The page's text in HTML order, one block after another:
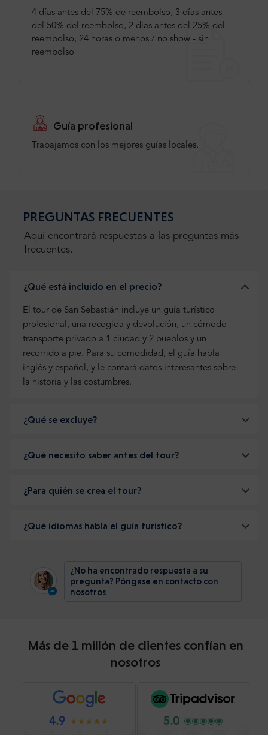
4 días antes del 75% de reembolso, 3 días antes
del 50% del reembolso, 2 días antes del 25% del
reembolso, 24 horas o menos / no show - sin
reembolso
Guía profesional
Trabajamos con los mejores guías locales.
PREGUNTAS FRECUENTES
Aquí encontrará respuestas a las preguntas más
frecuentes.
¿Qué está incluido en el precio?
El tour de San Sebastián incluye un guía turístico
profesional, una recogida y devolución, un cómodo
transporte privado a 1 ciudad y 2 pueblos y un
recorrido a pie. Para su comodidad, el guía habla
inglés y español, y le contará datos interesantes sobre
la historia y las costumbres.
¿Qué se excluye?
¿Qué necesito saber antes del tour?
¿Para quién se crea el tour?
¿Qué idiomas habla el guía turístico?
¿No ha encontrado respuesta a su
pregunta? Póngase en contacto con
nosotros
Más de 1 millón de clientes confían en
nosotros
4.9 5.0